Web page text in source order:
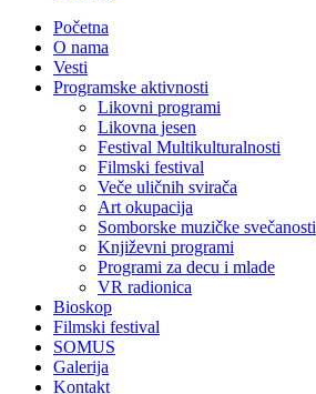
Početna
O nama
Vesti
Programske aktivnosti
Likovni programi
Likovna jesen
Festival Multikulturalnosti
Filmski festival
Veče uličnih svirača
Art okupacija
Somborske muzičke svečanosti
Književni programi
Programi za decu i mlade
VR radionica
Bioskop
Filmski festival
SOMUS
Galerija
Kontakt